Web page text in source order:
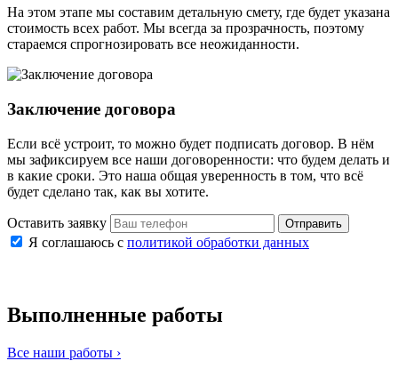
На этом этапе мы составим детальную смету, где будет указана
стоимость всех работ. Мы всегда за прозрачность, поэтому
стараемся спрогнозировать все неожиданности.
Заключение договора
Если всё устроит, то можно будет подписать договор. В нём
мы зафиксируем все наши договоренности: что будем делать и
в какие сроки. Это наша общая уверенность в том, что всё
будет сделано так, как вы хотите.
Оставить заявку Отправить
Я соглашаюсь с политикой обработки данных
Выполненные работы
Все наши работы ›